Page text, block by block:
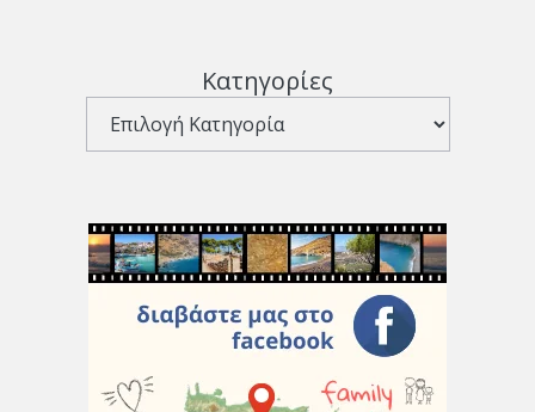
Κατηγορίες